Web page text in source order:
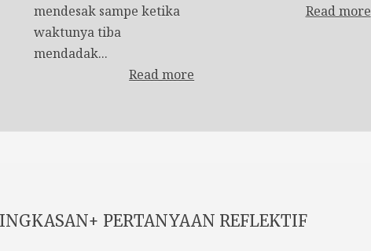
mendesak sampe ketika
waktunya tiba
mendadak...
Read more
Read more
PERTANYAAN REFLEKTIF